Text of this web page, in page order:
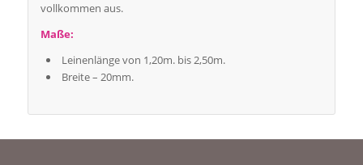
vollkommen aus.
Maße:
Leinenlänge von 1,20m. bis 2,50m.
Breite – 20mm.